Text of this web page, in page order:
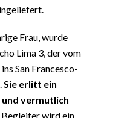
Frau, wurde
Lima 3, der vom
San Francesco-
Sie erlitt ein
vermutlich
wird ein